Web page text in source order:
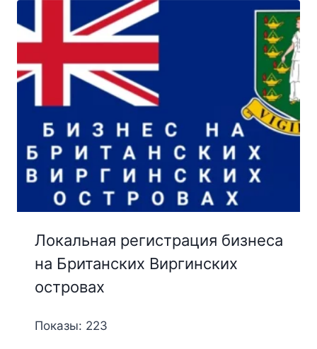
Локальная регистрация бизнеса
на Британских Виргинских
островах
Показы: 223